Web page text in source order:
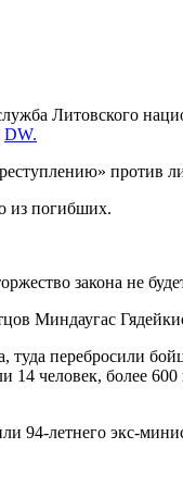
Литовского
DW.
против
из погибших.
закона не
Миндаугас
туда перебросили
14 человек, более
94-летнего экс-